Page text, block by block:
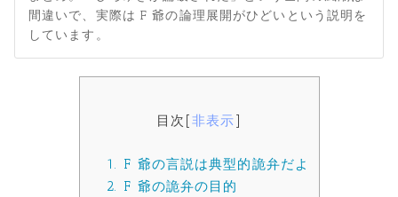
間違いで、実際は F 爺の論理展開がひどいという説明を
しています。
目次 [非表示]
1. F 爺の言説は典型的詭弁だよ
2. F 爺の詭弁の目的